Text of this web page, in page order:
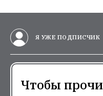
Я УЖЕ ПОДПИСЧИК
Чтобы